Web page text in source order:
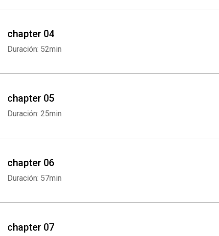
chapter 04
Duración: 52min
chapter 05
Duración: 25min
chapter 06
Duración: 57min
chapter 07
Whatsapp